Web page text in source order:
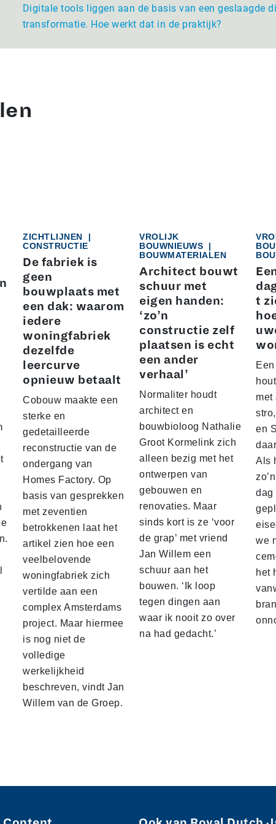
Digitale tools liggen aan de basis van een geslaagde
transformatie. Hoe werkt dat in de praktijk?
ZICHTLIJNEN
|
CONSTRUCTIE
De fabriek is
geen
bouwplaats met
een dak: waarom
iedere
woningfabriek
dezelfde
leercurve
opnieuw betaalt
Cobouw maakte een
sterke en
gedetailleerde
reconstructie van de
ondergang van
Homes Factory. Op
basis van gesprekken
met zeventien
betrokkenen laat het
artikel zien hoe een
veelbelovende
woningfabriek zich
vertilde aan een
complex Amsterdams
project. Maar hiermee
is nog niet de
volledige
werkelijkheid
beschreven, vindt Jan
Willem van de Groep.
VROLIJK
BOUWNIEUWS
|
BOUWMATERIALEN
Architect bouwt
schuur met
eigen handen:
‘zo’n
constructie zelf
plaatsen is echt
een ander
verhaal’
Normaliter houdt
architect en
bouwbioloog Nathalie
Groot Kormelink zich
alleen bezig met het
ontwerpen van
gebouwen en
renovaties. Maar
sinds kort is ze ‘voor
de grap’ met vriend
Jan Willem een
schuur aan het
bouwen. ‘Ik loop
tegen dingen aan
waar ik nooit zo over
na had gedacht.’
t
met
stro,
en
Als
dag
we
het